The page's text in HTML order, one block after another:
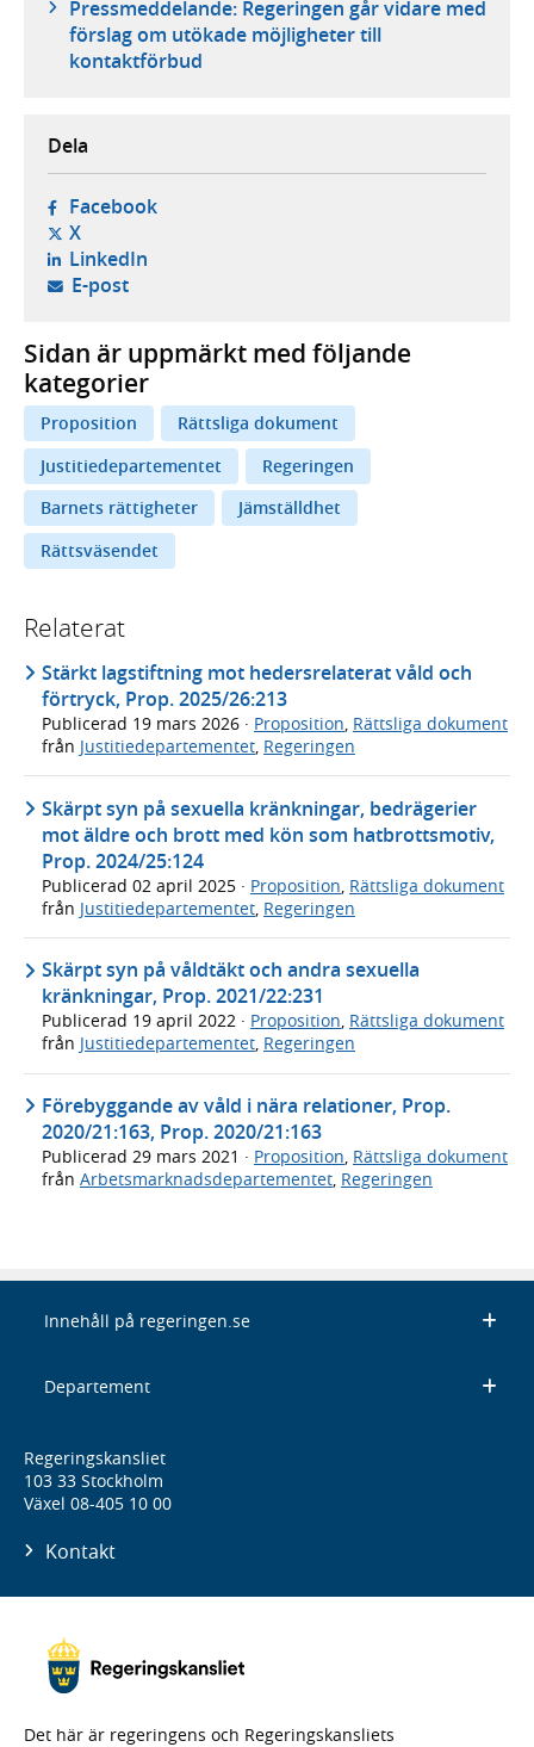
Pressmeddelande: Regeringen går vidare med
förslag om utökade möjligheter till
kontaktförbud
Dela
Facebook- öppnas i ny flik, extern webbplats,
X- öppnas i ny flik, extern webbplats,
LinkedIn- öppnas i ny flik, extern webbplats,
E-post- öppnar din e-postklient,
Sidan är uppmärkt med följande
kategorier
Proposition
Rättsliga dokument
Justitiedepartementet
Regeringen
Barnets rättigheter
Jämställdhet
Rättsväsendet
Relaterat
Stärkt lagstiftning mot hedersrelaterat våld och
förtryck, Prop. 2025/26:213
Publicerad 19 mars 2026 · Proposition, Rättsliga dokument
från Justitiedepartementet, Regeringen
Skärpt syn på sexuella kränkningar, bedrägerier
mot äldre och brott med kön som hatbrottsmotiv,
Prop. 2024/25:124
Publicerad 02 april 2025 · Proposition Rättsliga dokument
från Justitiedepartementet Regeringen
Skärpt syn på våldtäkt och andra sexuella
kränkningar, Prop. 2021/22:231
Publicerad 19 april 2022 · Proposition, Rättsliga dokument
från Justitiedepartementet, Regeringen
Förebyggande av våld i nära relationer, Prop.
2020/21:163, Prop. 2020/21:163
Publicerad 29 mars 2021 · Proposition, Rättsliga dokument
från Arbetsmarknadsdepartementet, Regeringen
Innehåll på regeringen.se
Departement
Regeringskansliet
103 33 Stockholm
Växel 08-405 10 00
Kontakt
Det här är regeringens och Regeringskansliets